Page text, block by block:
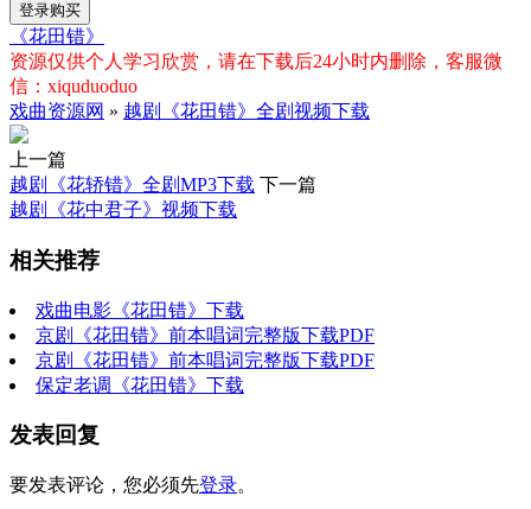
登录购买
《花田错》
资源仅供个人学习欣赏，请在下载后24小时内删除，客服微
信：xiquduoduo
戏曲资源网 » 越剧《花田错》全剧视频下载
上一篇
越剧《花轿错》全剧MP3下载 下一篇
越剧《花中君子》视频下载
相关推荐
戏曲电影《花田错》下载
京剧《花田错》前本唱词完整版下载PDF
京剧《花田错》前本唱词完整版下载PDF
保定老调《花田错》下载
发表回复
要发表评论，您必须先登录。